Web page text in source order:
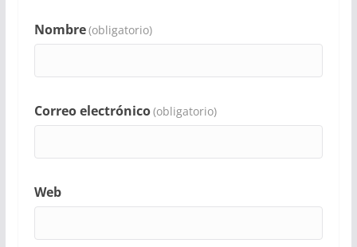
Nombre(obligatorio)
Correo electrónico(obligatorio)
Web